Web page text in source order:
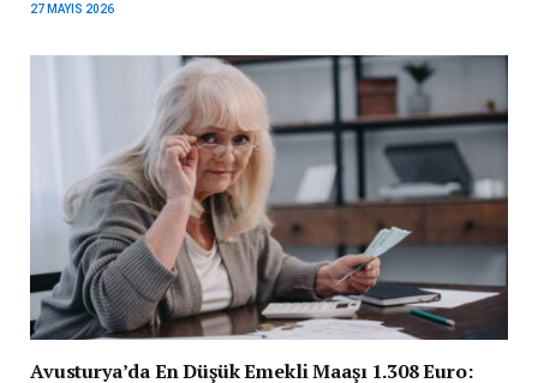
27 MAYIS 2026
Avusturya’da En Düşük Emekli Maaşı 1.308 Euro: